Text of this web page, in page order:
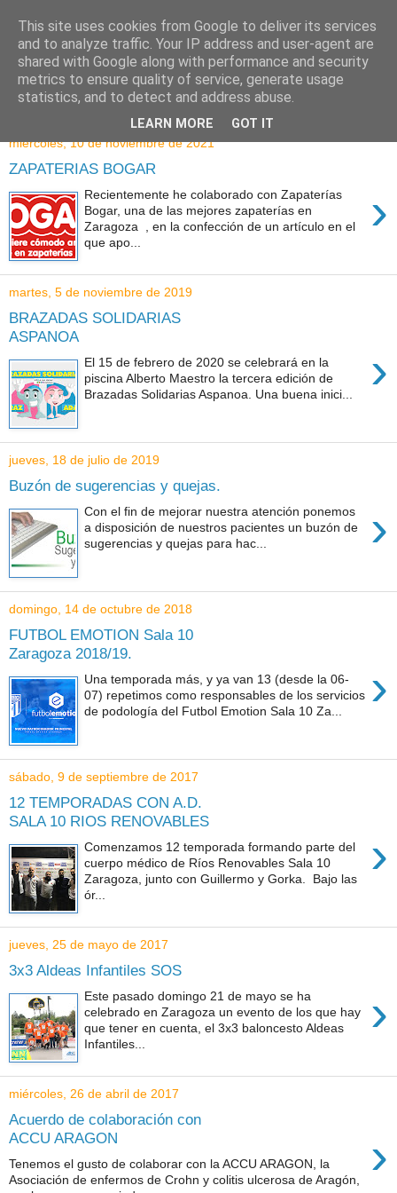
miércoles, 10 de noviembre de 2021
ZAPATERIAS BOGAR
›
Recientemente he colaborado con Zapaterías
Bogar, una de las mejores zapaterías en
Zaragoza , en la confección de un artículo en el
que apo...
martes, 5 de noviembre de 2019
BRAZADAS SOLIDARIAS
ASPANOA
›
El 15 de febrero de 2020 se celebrará en la
piscina Alberto Maestro la tercera edición de
Brazadas Solidarias Aspanoa. Una buena inici...
jueves, 18 de julio de 2019
Buzón de sugerencias y quejas.
›
Con el fin de mejorar nuestra atención ponemos
a disposición de nuestros pacientes un buzón de
sugerencias y quejas para hac...
domingo, 14 de octubre de 2018
FUTBOL EMOTION Sala 10
Zaragoza 2018/19.
›
Una temporada más, y ya van 13 (desde la 06-
07) repetimos como responsables de los servicios
de podología del Futbol Emotion Sala 10 Za...
sábado, 9 de septiembre de 2017
12 TEMPORADAS CON A.D.
SALA 10 RIOS RENOVABLES
›
Comenzamos 12 temporada formando parte del
cuerpo médico de Ríos Renovables Sala 10
Zaragoza, junto con Guillermo y Gorka. Bajo las
ór...
jueves, 25 de mayo de 2017
3x3 Aldeas Infantiles SOS
›
Este pasado domingo 21 de mayo se ha
celebrado en Zaragoza un evento de los que hay
que tener en cuenta, el 3x3 baloncesto Aldeas
Infantiles...
miércoles, 26 de abril de 2017
Acuerdo de colaboración con
ACCU ARAGON
›
Tenemos el gusto de colaborar con la ACCU ARAGON, la
Asociación de enfermos de Crohn y colitis ulcerosa de Aragón,
This site uses cookies from Google to deliver its services
and to analyze traffic. Your IP address and user-agent are
shared with Google along with performance and security
metrics to ensure quality of service, generate usage
statistics, and to detect and address abuse.
LEARN MORE GOT IT